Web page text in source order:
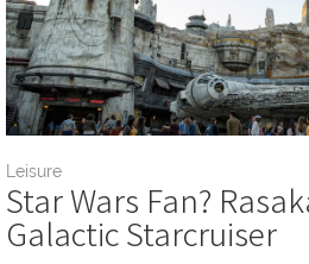
Leisure
Star Wars Fan?
Galactic Starcruiser